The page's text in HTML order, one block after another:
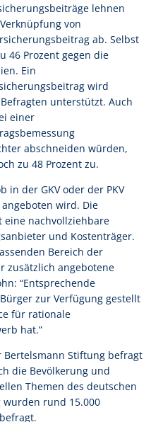
lehnen
von
ab. Selbst
46 Prozent gegen die
Ein
wird
unterstützt. Auch
einer
abschneiden würden,
zu 48 Prozent zu.
in der GKV oder der PKV
wird. Die
nachvollziehbare
und Kostenträger.
Bereich der
zusätzlich angebotene
“Entsprechende
zur Verfügung gestellt
für rationale
hat.”
Stiftung befragt
die Bevölkerung und
Themen des deutschen
wurden rund 15.000